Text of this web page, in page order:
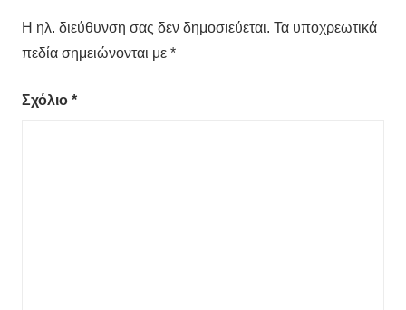
Η ηλ. διεύθυνση σας δεν δημοσιεύεται. Τα υποχρεωτικά
πεδία σημειώνονται με *
Σχόλιο *